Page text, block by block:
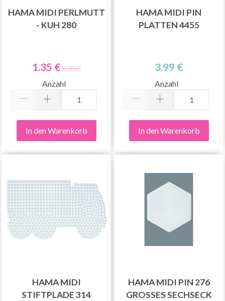
HAMA MIDI PERLMUTT
- KUH 280
1.35 €1.70 €
Anzahl
In den Warenkorb
HAMA MIDI PIN
PLATTEN 4455
3.99 €
Anzahl
In den Warenkorb
HAMA MIDI
STIFTPLADE 314
HAMA MIDI PIN 276
GROSSES SECHSECK